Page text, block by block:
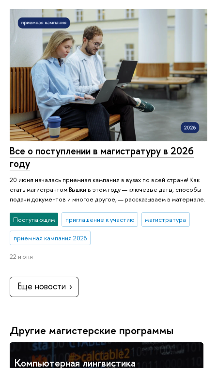
Все о поступлении в магистратуру в 2026
году
20 июня началась приемная кампания в вузах по всей стране! Как
стать магистрантом Вышки в этом году — ключевые даты, способы
подачи документов и многое другое, — рассказываем в материале.
Поступающим приглашение к участию магистратура
приемная кампания 2026
22 июня
Еще новости
Другие магистерские программы
Компьютерная лингвистика